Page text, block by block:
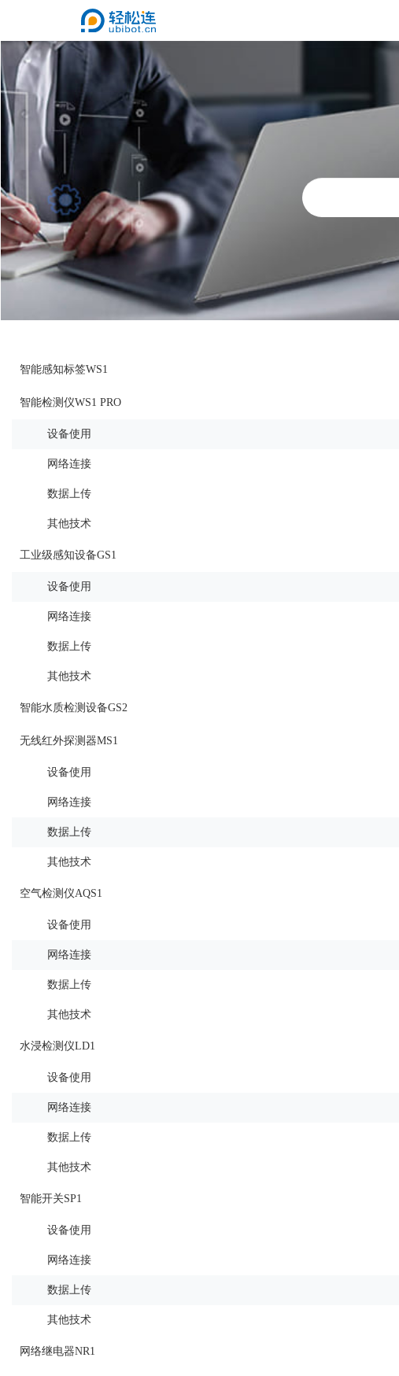
智能感知标签WS1
智能检测仪WS1 PRO
设备使用
网络连接
数据上传
其他技术
工业级感知设备GS1
设备使用
网络连接
数据上传
其他技术
智能水质检测设备GS2
无线红外探测器MS1
设备使用
网络连接
数据上传
其他技术
空气检测仪AQS1
设备使用
网络连接
数据上传
其他技术
水浸检测仪LD1
设备使用
网络连接
数据上传
其他技术
智能开关SP1
设备使用
网络连接
数据上传
其他技术
网络继电器NR1